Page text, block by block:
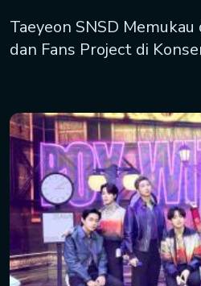
Taeyeon SNSD
dan Fans Project di